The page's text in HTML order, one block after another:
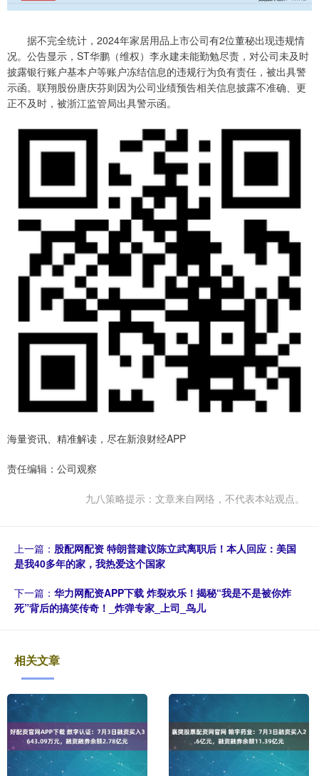
据不完全统计，2024年家居用品上市公司有2位董秘出现违规情
况。公告显示，ST华鹏（维权）李永建未能勤勉尽责，对公司未及时
披露银行账户基本户等账户冻结信息的违规行为负有责任，被出具警
示函。联翔股份唐庆芬则因为公司业绩预告相关信息披露不准确、更
正不及时，被浙江监管局出具警示函。
海量资讯、精准解读，尽在新浪财经APP
责任编辑：公司观察
九八策略提示：文章来自网络，不代表本站观点。
上一篇： 股配网配资 特朗普建议陈立武离职后！本人回应：美国
是我40多年的家，我热爱这个国家
下一篇： 华力网配资APP下载 炸裂欢乐！揭秘“我是不是被你炸
死”背后的搞笑传奇！_炸弹专家_上司_鸟儿
相关文章